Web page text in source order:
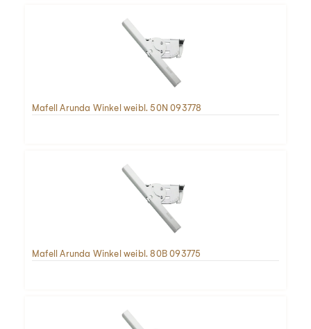
Mafell Arunda Winkel weibl. 50N 093778
Mafell Arunda Winkel weibl. 80B 093775